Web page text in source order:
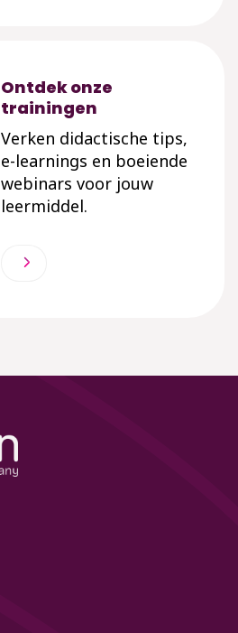
Ontdek onze
trainingen
Verken didactische tips,
e-learnings en boeiende
webinars voor jouw
leermiddel.